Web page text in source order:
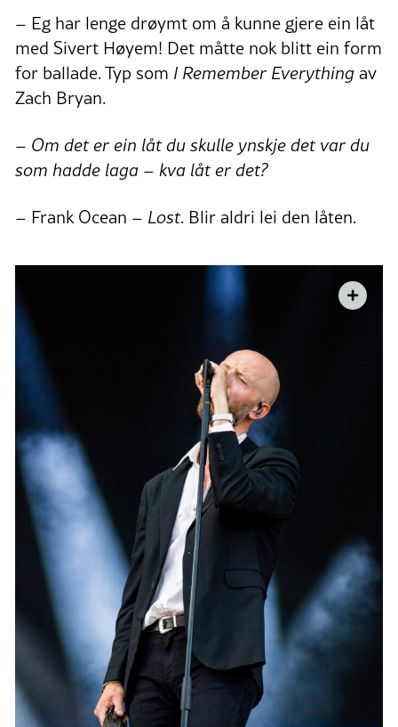
– Eg har lenge drøymt om å kunne gjere ein låt
med Sivert Høyem! Det måtte nok blitt ein form
for ballade. Typ som I Remember Everything av
Zach Bryan.
– Om det er ein låt du skulle ynskje det var du
som hadde laga – kva låt er det?
– Frank Ocean – Lost. Blir aldri lei den låten.